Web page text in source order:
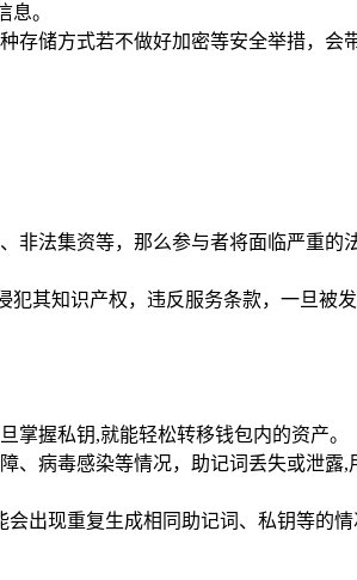
。
存储方式若不做好加密等安全举措，会
非法集资等，那么参与者将面临严重的
其知识产权，违反服务条款，一旦被
掌握私钥,就能轻松转移钱包内的资产。
、病毒感染等情况，助记词丢失或泄露,
出现重复生成相同助记词、私钥等的